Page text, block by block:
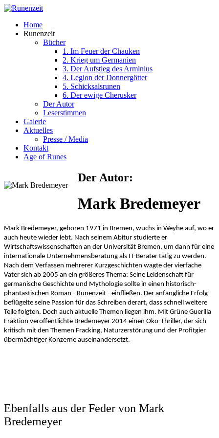
Home
Runenzeit
Bücher
1. Im Feuer der Chauken
2. Krieg um Germanien
3. Der Aufstieg des Arminius
4. Legion der Donnergötter
5. Schicksalsrunen
6. Der ewige Cherusker
Der Autor
Leserstimmen
Galerie
Aktuelles
Presse / Media
Kontakt
Age of Runes
Der Autor:
Mark Bredemeyer
Mark Bredemeyer, geboren 1971 in Bremen, wuchs in Weyhe auf, wo er
auch heute wieder lebt. Nach seinem Abitur studierte er
Wirtschaftswissenschaften an der Universität Bremen, um dann für eine
internationale Unternehmensberatung als IT-Berater tätig zu werden.
Nach dem Verfassen mehrerer Kurzgeschichten wagte der vierfache
Vater sich ab 2005 an ein größeres Thema: Seine Leidenschaft für
germanische Geschichte und Mythologie sollte in einen historisch-
phantastischen Roman - Runenzeit - einfließen. Der anfängliche Erfolg
beflügelte seine Passion für das Schreiben derart, dass schnell weitere
Teile folgten. Doch auch aktuelle Themen liegen ihm. Mit Grüne Guerilla
Fraktion veröffentlichte Bredemeyer 2014 einen Öko-Thriller, der sich
kritisch mit den Themen Fracking, Naturzerstörung und der Profitgier
übermächtiger Konzerne auseinandersetzt.
Ebenfalls aus der Feder von Mark
Bredemeyer